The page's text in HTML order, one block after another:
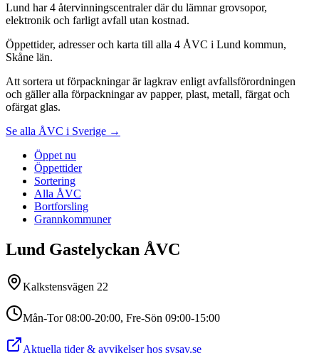
Lund har 4 återvinningscentraler där du lämnar grovsopor,
elektronik och farligt avfall utan kostnad.
Öppettider, adresser och karta till alla 4 ÅVC i Lund kommun,
Skåne län.
Att sortera ut förpackningar är lagkrav enligt avfallsförordningen
och gäller alla förpackningar av papper, plast, metall, färgat och
ofärgat glas.
Se alla ÅVC i Sverige →
Öppet nu
Öppettider
Sortering
Alla ÅVC
Bortforsling
Grannkommuner
Lund Gastelyckan ÅVC
Kalkstensvägen 22
Mån-Tor 08:00-20:00, Fre-Sön 09:00-15:00
Aktuella tider & avvikelser hos sysav.se